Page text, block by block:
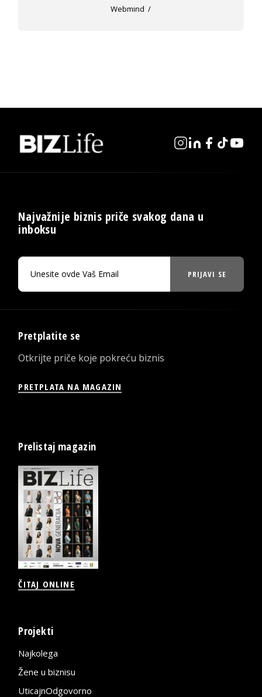
Webmind
Najvažnije biznis priče svakog dana u
inboksu
PRIJAVI SE
Pretplatite se
Otkrijte priče koje pokreću biznis
PRETPLATA NA MAGAZIN
Prelistaj magazin
ČITAJ ONLINE
Projekti
Najkolega
Žene u biznisu
UticajnOdgovorno